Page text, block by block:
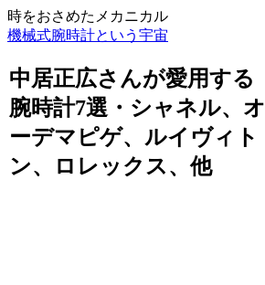
時をおさめたメカニカル
機械式腕時計という宇宙
中居正広さんが愛用する
腕時計7選・シャネル、オ
ーデマピゲ、ルイヴィト
ン、ロレックス、他